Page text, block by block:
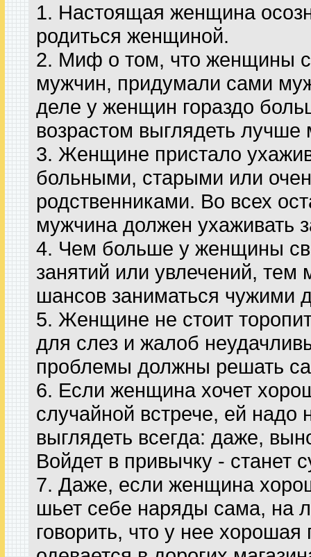
1. Настоящая женщина
родиться женщиной.
2. Миф о том, что женщины
мужчин, придумали сами
деле у женщин гораздо
возрастом выглядеть лучше
3. Женщине пристало
больными, старыми или
родственниками. Во всех
мужчина должен ухаживать
4. Чем больше у женщины
занятий или увлечений, тем
шансов заниматься чужими
5. Женщине не стоит
для слез и жалоб
проблемы должны решать
6. Если женщина хочет
случайной встрече, ей надо
выглядеть всегда: даже,
Войдет в привычку - станет
7. Даже, если женщина
шьет себе наряды сама, на
говорить, что у нее